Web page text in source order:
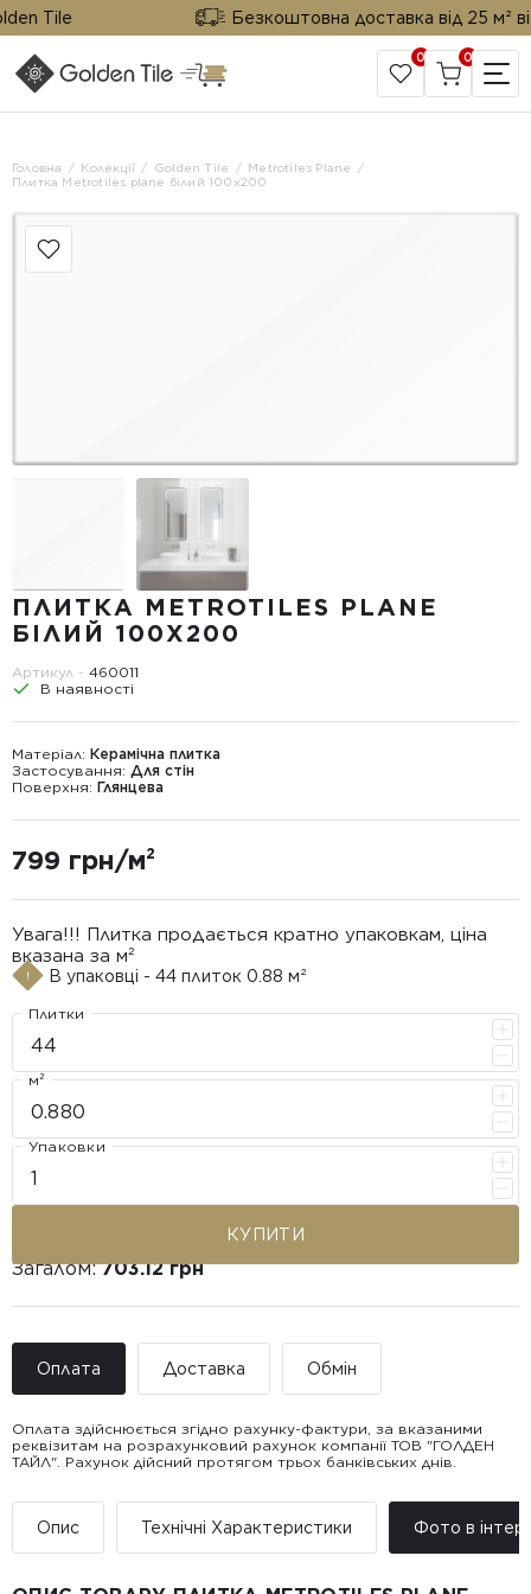
Tile Безкоштовна доставка від 25 м² від
САЙТ КОМПАНІЇ
0 0
Головна Колекції Golden Tile
Metrotiles Plane
Плитка Metrotiles plane білий 100x200
ПЛИТКА METROTILES PLANE
БІЛИЙ 100X200
Артикул - 460011
В наявності
Матеріал: Керамічна плитка
Застосування: Для стін
Поверхня: Глянцева
799 грн/м²
Увага!!! Плитка продається кратно упаковкам, ціна
вказана за м²
В упаковці - 44 плиток 0.88 м²
Плитки
м²
Упаковки
КУПИТИ
Загалом:703.12 грн
Оплата Доставка Обмін
Оплата здійснюється згідно рахунку-фактури, за вказаними
реквізитам на розрахунковий рахунок компанії ТОВ "ГОЛДЕН
ТАЙЛ". Рахунок дійсний протягом трьох банківських днів.
товару.
силами Продавця чи залученого ним перевізника/кур’єра.
Опис Технічні Характеристики Фото в